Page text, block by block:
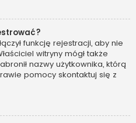
funkcję rejestracji, aby nie
witryny mógł także
nazwy użytkownika, którą
pomocy skontaktuj się z